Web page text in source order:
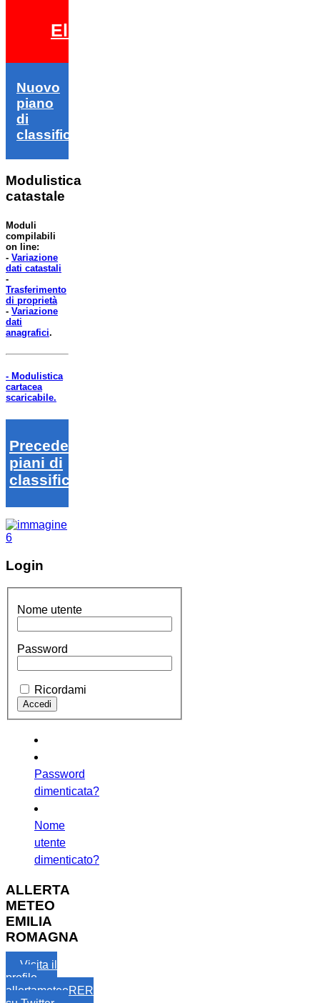
Elezioni 2026
Nuovo
piano
di
classifica
Modulistica
catastale
Moduli
compilabili
on line:
- Variazione
dati catastali
-
Trasferimento
di proprietà
- Variazione
dati
anagrafici.
- Modulistica
cartacea
scaricabile.
Precedenti
piani di
classifica
Login
Nome utente
Password
Ricordami
Password
dimenticata?
Nome
utente
dimenticato?
ALLERTA
METEO
EMILIA
ROMAGNA
Visita il
profilo
allertameteoRER